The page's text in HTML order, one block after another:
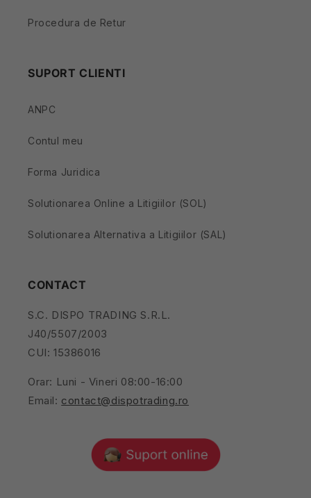
Procedura de Retur
SUPORT CLIENTI
ANPC
Contul meu
Forma Juridica
Solutionarea Online a Litigiilor (SOL)
Solutionarea Alternativa a Litigiilor (SAL)
CONTACT
S.C. DISPO TRADING S.R.L.
J40/5507/2003
CUI: 15386016
Orar: Luni - Vineri 08:00-16:00
Email: contact@dispotrading.ro